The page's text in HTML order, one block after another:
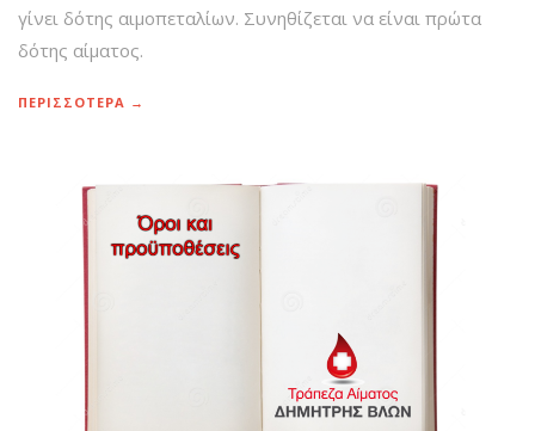
γίνει δότης αιμοπεταλίων. Συνηθίζεται να είναι πρώτα
δότης αίματος.
ΠΕΡΙΣΣΟΤΕΡΑ →